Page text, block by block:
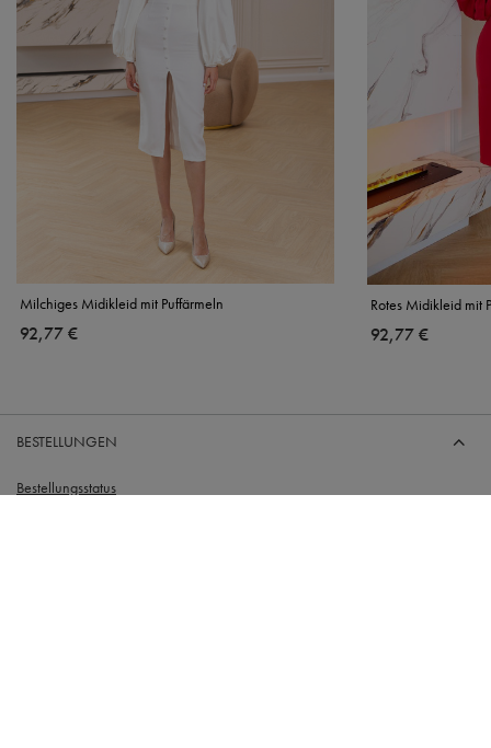
Milchiges Midikleid mit Puffärmeln
92,77 €
Rotes Midikleid mit
92,77 €
BESTELLUNGEN
Bestellungsstatus